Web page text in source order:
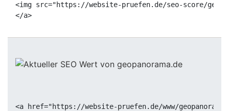
<img src="https://website-pruefen.de/seo-score/
<a href="https://website-pruefen.de/www/